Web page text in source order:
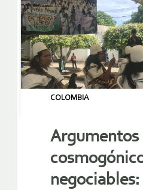
COLOMBIA
Argumentos
negociables: